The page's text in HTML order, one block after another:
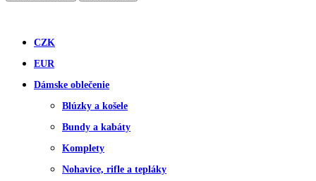
CZK
EUR
Dámske oblečenie
Blúzky a košele
Bundy a kabáty
Komplety
Nohavice, rifle a tepláky